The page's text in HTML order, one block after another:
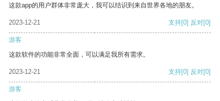
这款app的用户群体非常庞大，我可以结识到来自世界各地的朋友。
2023-12-21 支持[0] 反对[0]
游客
这款软件的功能非常全面，可以满足我所有需求。
2023-12-21 支持[0] 反对[0]
游客